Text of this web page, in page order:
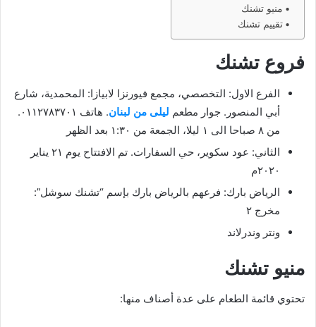
منيو تشنك
تقييم تشنك
فروع تشنك
الفرع الاول: التخصصي، مجمع فيورنزا لابيازا: المحمدية، شارع
أبي المنصور. جوار مطعم ليلى من لبنان
. هاتف ٠١١٢٧٨٣٧٠١.
من ٨ صباحا الى ١ ليلا، الجمعة من ١:٣٠ بعد الظهر
الثاني: عود سكوير، حي السفارات. تم الافتتاح يوم ٢١ يناير
٢٠٢٠م
الرياض بارك: فرعهم بالرياض بارك بإسم “تشنك سوشل”:
مخرج ٢
ونتر وندرلاند
منيو تشنك
تحتوي قائمة الطعام على عدة أصناف منها: